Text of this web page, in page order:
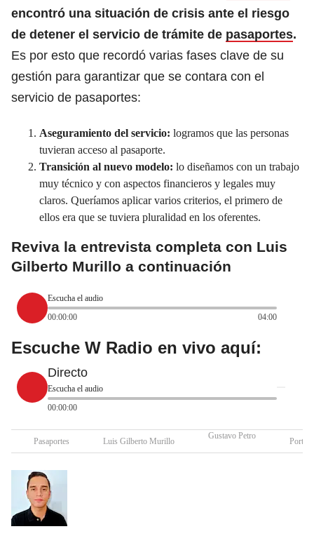
encontró una situación de crisis ante el riesgo
de detener el servicio de trámite de pasaportes.
Es por esto que recordó varias fases clave de su
gestión para garantizar que se contara con el
servicio de pasaportes:
Aseguramiento del servicio: logramos que las personas
tuvieran acceso al pasaporte.
Transición al nuevo modelo: lo diseñamos con un trabajo
muy técnico y con aspectos financieros y legales muy
claros. Queríamos aplicar varios criterios, el primero de
ellos era que se tuviera pluralidad en los oferentes.
Reviva la entrevista completa con Luis
Gilberto Murillo a continuación
Escucha el audio
00:00:00
04:00
Escuche W Radio en vivo aquí:
Directo
Escucha el audio
00:00:00
Pasaportes Luis Gilberto Murillo
Gustavo Petro